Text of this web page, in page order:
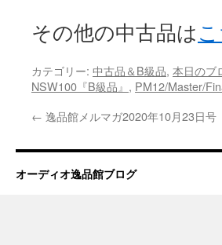
その他の中古品は
カテゴリー: 中古品＆B級品, 本日のブ
NSW100『B級品』 , PM12/Master/
← 逸品館メルマガ2020年10月23日号
オーディオ逸品館ブログ